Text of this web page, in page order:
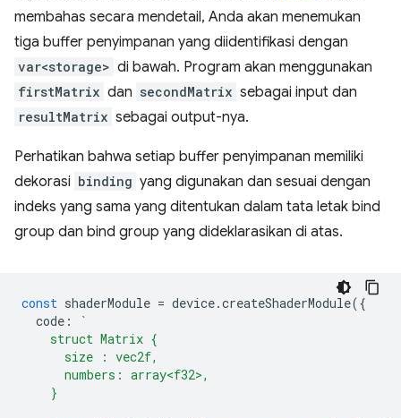
membahas secara mendetail, Anda akan menemukan
tiga buffer penyimpanan yang diidentifikasi dengan
var<storage> di bawah. Program akan menggunakan
firstMatrix dan secondMatrix sebagai input dan
resultMatrix sebagai output-nya.
Perhatikan bahwa setiap buffer penyimpanan memiliki
dekorasi binding yang digunakan dan sesuai dengan
indeks yang sama yang ditentukan dalam tata letak bind
group dan bind group yang dideklarasikan di atas.
const shaderModule = device.createShaderModule({
code :
`
    struct Matrix {
      size : vec2f,
      numbers: array<f32>,
    }